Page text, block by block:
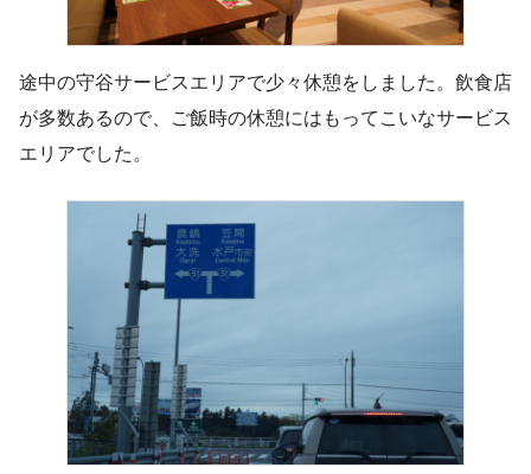
途中の守谷サービスエリアで少々休憩をしました。飲食店
が多数あるので、ご飯時の休憩にはもってこいなサービス
エリアでした。